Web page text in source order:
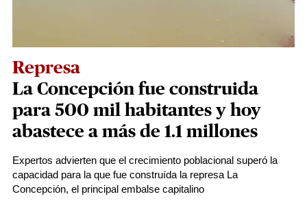
Represa
La Concepción fue construida
para 500 mil habitantes y hoy
abastece a más de 1.1 millones
Expertos advierten que el crecimiento poblacional superó la
capacidad para la que fue construída la represa La
Concepción, el principal embalse capitalino